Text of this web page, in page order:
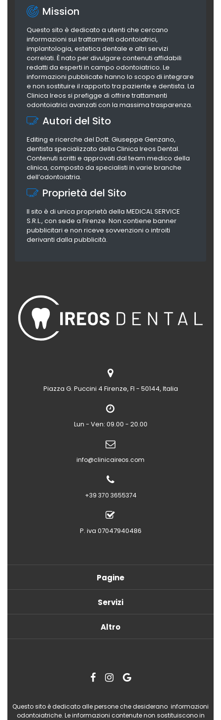
Mission
Questo sito è dedicato a utenti che cercano
informazioni sui trattamenti odontoiatrici,
implantologia, estetica dentale e altri servizi
correlati. È nato per divulgare contenuti affidabili
redatti da esperti in campo odontoiatrico. Le
informazioni pubblicate hanno lo scopo di integrare
e non sostituire il rapporto tra paziente e dentista. La
Clinica Ireos si prefigge di offrire trattamenti
odontoiatrici avanzati con la massima trasparenza.
Autori del Sito
Editing e ricerche del Dott. Giuseppe Genzano,
dentista specializzato della Clinica Ireos Dental.
Contenuti scritti e approvati dal team medico della
clinica, composto da specialisti in varie branche
dell’odontoiatria.
Proprietà del Sito
Il sito è di unica proprietà della MEDICAL SERVICE
S.R.L., con sede a Firenze. Non contiene banner
pubblicitari e non riceve sovvenzioni o introiti
derivanti dalla pubblicità.
Piazza G. Puccini 4 Firenze, FI - 50144, Italia
Lun - Ven: 09.00 - 20.00
info@clinicaireos.com
+39 370 3655374
P. iva 07047940486
Pagine
Servizi
Altro
Questo sito è dedicato alle persone che desiderano informazioni
odontoiatriche. Le informazioni contenute non sostituiscono in